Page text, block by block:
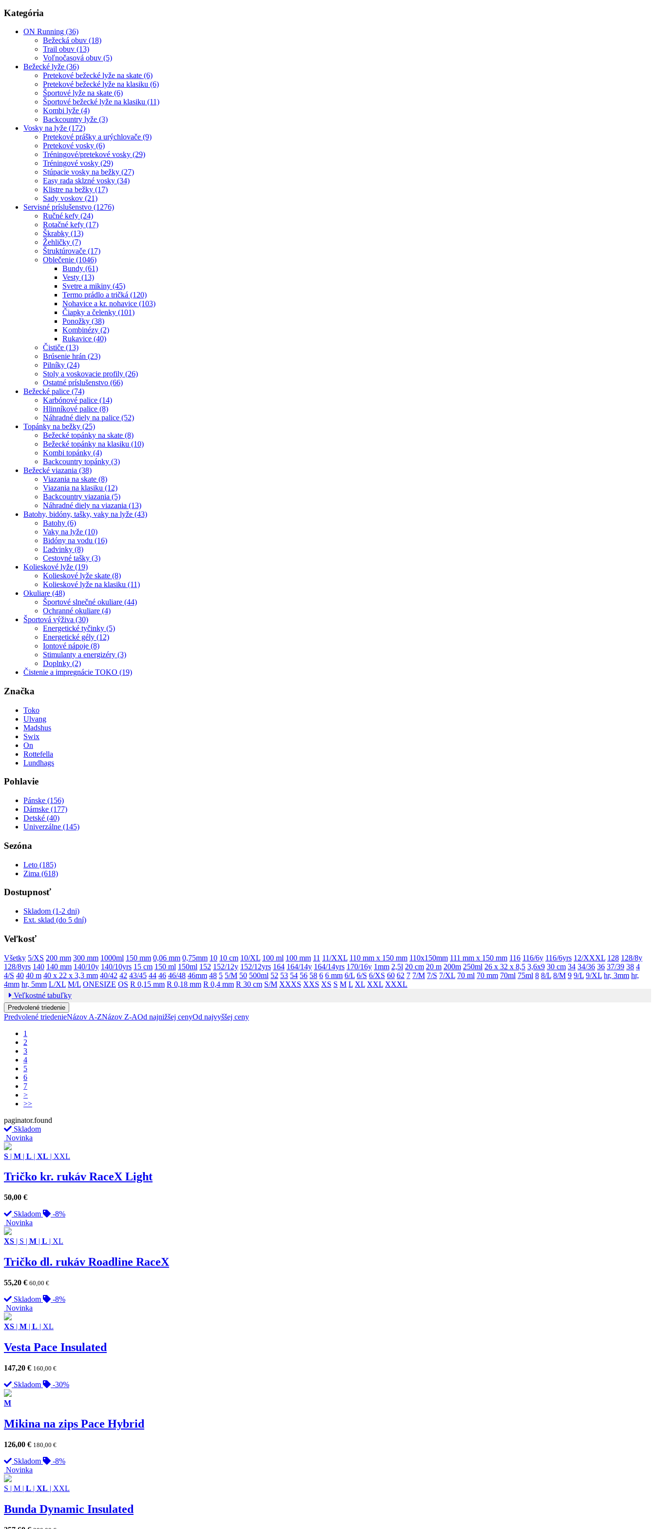
Kategória
ON Running (36)
Bežecká obuv (18)
Trail obuv (13)
Voľnočasová obuv (5)
Bežecké lyže (36)
Pretekové bežecké lyže na skate (6)
Pretekové bežecké lyže na klasiku (6)
Športové lyže na skate (6)
Športové bežecké lyže na klasiku (11)
Kombi lyže (4)
Backcountry lyže (3)
Vosky na lyže (172)
Pretekové prášky a urýchlovače (9)
Pretekové vosky (6)
Tréningové/pretekové vosky (29)
Tréningové vosky (29)
Stúpacie vosky na bežky (27)
Easy rada sklzné vosky (34)
Klistre na bežky (17)
Sady voskov (21)
Servisné príslušenstvo (1276)
Ručné kefy (24)
Rotačné kefy (17)
Škrabky (13)
Žehličky (7)
Štruktúrovače (17)
Oblečenie (1046)
Bundy (61)
Vesty (13)
Svetre a mikiny (45)
Termo prádlo a tričká (120)
Nohavice a kr. nohavice (103)
Čiapky a čelenky (101)
Ponožky (38)
Kombinézy (2)
Rukavice (40)
Čističe (13)
Brúsenie hrán (23)
Pilníky (24)
Stoly a voskovacie profily (26)
Ostatné príslušenstvo (66)
Bežecké palice (74)
Karbónové palice (14)
Hlinníkové palice (8)
Náhradné diely na palice (52)
Topánky na bežky (25)
Bežecké topánky na skate (8)
Bežecké topánky na klasiku (10)
Kombi topánky (4)
Backcountry topánky (3)
Bežecké viazania (38)
Viazania na skate (8)
Viazania na klasiku (12)
Backcountry viazania (5)
Náhradné diely na viazania (13)
Batohy, bidóny, tašky, vaky na lyže (43)
Batohy (6)
Vaky na lyže (10)
Bidóny na vodu (16)
Ľadvinky (8)
Cestovné tašky (3)
Kolieskové lyže (19)
Kolieskové lyže skate (8)
Kolieskové lyže na klasiku (11)
Okuliare (48)
Športové slnečné okuliare (44)
Ochranné okuliare (4)
Športová výživa (30)
Energetické tyčinky (5)
Energetické gély (12)
Iontové nápoje (8)
Stimulanty a energizéry (3)
Doplnky (2)
Čistenie a impregnácie TOKO (19)
Značka
Toko
Ulvang
Madshus
Swix
On
Rottefella
Lundhags
Pohlavie
Pánske (156)
Dámske (177)
Detské (40)
Univerzálne (145)
Sezóna
Leto (185)
Zima (618)
Dostupnosť
Skladom (1-2 dni)
Ext. sklad (do 5 dní)
Veľkosť
Všetky 5/XS 200 mm 300 mm 1000ml 150 mm 0,06 mm 0,75mm 10 10 cm 10/XL 100 ml 100 mm 11 11/XXL 110 mm x 150 mm 110x150mm 111 mm x 150 mm 116 116/6y 116/6yrs 12/XXXL 128 128/8y
128/8yrs 140 140 mm 140/10y 140/10yrs 15 cm 150 ml 150ml 152 152/12y 152/12yrs 164 164/14y 164/14yrs 170/16y 1mm 2,5l 20 cm 20 m 200m 250ml 26 x 32 x 8,5 3,6x9 30 cm 34 34/36 36 37/39 38 4
4/S 40 40 m 40 x 22 x 3,3 mm 40/42 42 43/45 44 46 46/48 46mm 48 5 5/M 50 500ml 52 53 54 56 58 6 6 mm 6/L 6/S 6/XS 60 62 7 7/M 7/S 7/XL 70 ml 70 mm 70ml 75ml 8 8/L 8/M 9 9/L 9/XL hr, 3mm hr,
4mm hr, 5mm L/XL M/L ONESIZE OS R 0,15 mm R 0,18 mm R 0,4 mm R 30 cm S/M XXXS XXS XS S M L XL XXL XXXL
Veľkostné tabuľky
Predvolené triedenie
Predvolené triedenieNázov A-ZNázov Z-AOd najnižšej cenyOd najvyššej ceny
1
2
3
4
5
6
7
>
>>
paginator.found
Skladom
Novinka
S | M | L | XL | XXL
Tričko kr. rukáv RaceX Light
50,00 €
Skladom
-8%
Novinka
XS | S | M | L | XL
Tričko dl. rukáv Roadline RaceX
55,20 € 60,00 €
Skladom
-8%
Novinka
XS | M | L | XL
Vesta Pace Insulated
147,20 € 160,00 €
Skladom -30%
M
Mikina na zips Pace Hybrid
126,00 € 180,00 €
Skladom
-8%
Novinka
S | M | L | XL | XXL
Bunda Dynamic Insulated